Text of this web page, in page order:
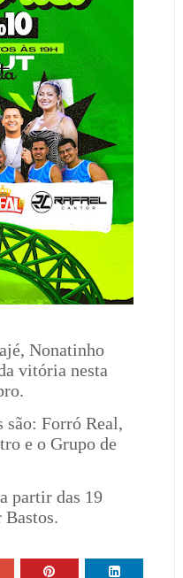
Nonatinho
vitória nesta
são: Forró Real,
e o Grupo de
partir das 19
Bastos.